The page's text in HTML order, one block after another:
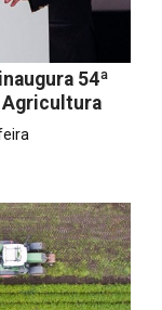
54ª
Agricultura